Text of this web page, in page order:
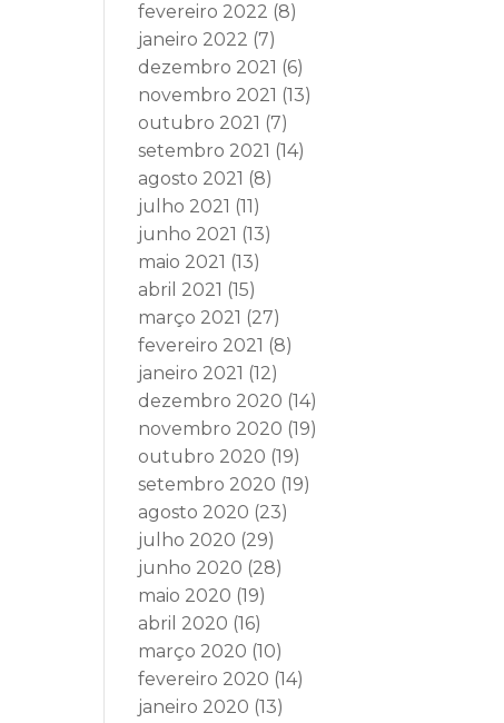
fevereiro 2022 (8)
janeiro 2022 (7)
dezembro 2021 (6)
novembro 2021 (13)
outubro 2021 (7)
setembro 2021 (14)
agosto 2021 (8)
julho 2021 (11)
junho 2021 (13)
maio 2021 (13)
abril 2021 (15)
março 2021 (27)
fevereiro 2021 (8)
janeiro 2021 (12)
dezembro 2020 (14)
novembro 2020 (19)
outubro 2020 (19)
setembro 2020 (19)
agosto 2020 (23)
julho 2020 (29)
junho 2020 (28)
maio 2020 (19)
abril 2020 (16)
março 2020 (10)
fevereiro 2020 (14)
janeiro 2020 (13)